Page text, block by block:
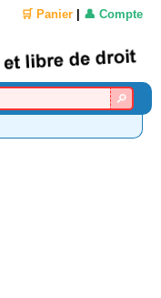
🛒 Panier 👤 Compte